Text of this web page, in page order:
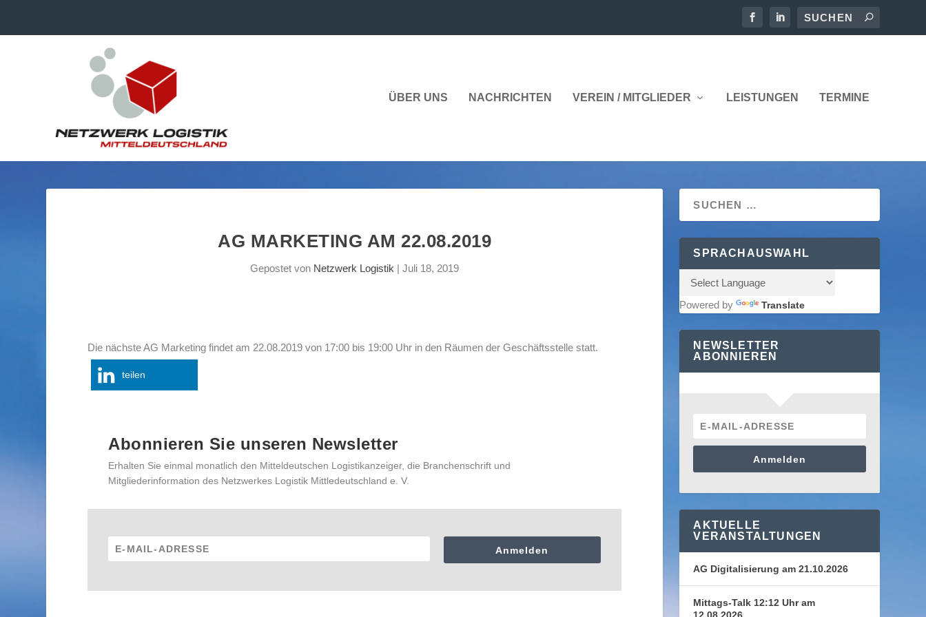
ÜBER UNS NACHRICHTEN VEREIN / MITGLIEDER LEISTUNGEN TERMINE
AG MARKETING AM 22.08.2019
Gepostet von Netzwerk Logistik |Juli 18, 2019
Die nächste AG Marketing findet am 22.08.2019 von 17:00 bis 19:00 Uhr in den Räumen der Geschäftsstelle statt.
teilen
Abonnieren Sie unseren Newsletter
Erhalten Sie einmal monatlich den Mitteldeutschen Logistikanzeiger, die Branchenschrift und
Mitgliederinformation des Netzwerkes Logistik Mittledeutschland e. V.
Anmelden
SPRACHAUSWAHL
Powered by Translate
NEWSLETTER
ABONNIEREN
Anmelden
AKTUELLE
VERANSTALTUNGEN
AG Digitalisierung am 21.10.2026
Mittags-Talk 12:12 Uhr am